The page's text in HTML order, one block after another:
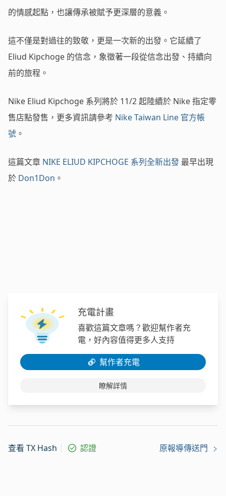
的情感起點，也讓傳承被賦予更深層的意義。
這不僅是對過往的致敬，更是一次新的出發。它延續了
Eliud Kipchoge 的信念，象徵著一段從信念出發、持續向
前的旅程。
Nike Eliud Kipchoge 系列將於 11/2 起陸續於 Nike 指定零
售店點發售，更多資訊請參考 Nike Taiwan Line 官方帳
號 。
這篇文章 NIKE ELIUD KIPCHOGE 系列全新出發 最早出現
於 Don1Don 。
充電計畫
喜歡這篇文章嗎？歡迎幫作者充
電，好內容值得更多人支持
幫作者充電
瞭解詳情
查看 TX Hash 認證 原報導傳送門